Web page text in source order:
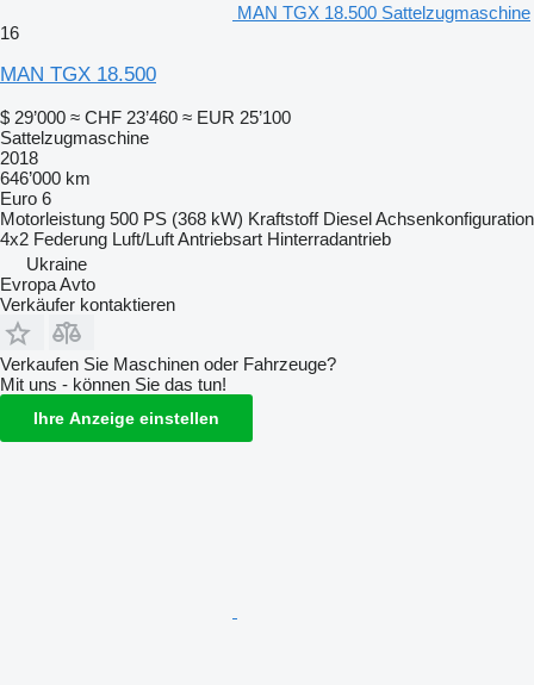
MAN TGX 18.500 Sattelzugmaschine
16
MAN TGX 18.500
$ 29’000 ≈ CHF 23’460 ≈ EUR 25’100
Sattelzugmaschine
2018
646’000 km
Euro 6
Motorleistung 500 PS (368 kW) Kraftstoff DieselAchsenkonfiguration
4x2 Federung Luft/LuftAntriebsart Hinterradantrieb
Ukraine
Evropa Avto
Verkäufer kontaktieren
Verkaufen Sie Maschinen oder Fahrzeuge?
Mit uns - können Sie das tun!
Ihre Anzeige einstellen